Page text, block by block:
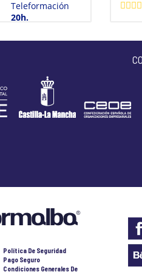
Teleformación
20h.
Política De Seguridad
Pago Seguro
Condiciones Generales De